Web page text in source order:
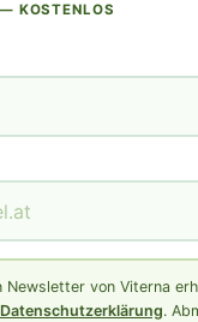
KOSTENLOS
Newsletter von Viterna
Datenschutzerklärung.